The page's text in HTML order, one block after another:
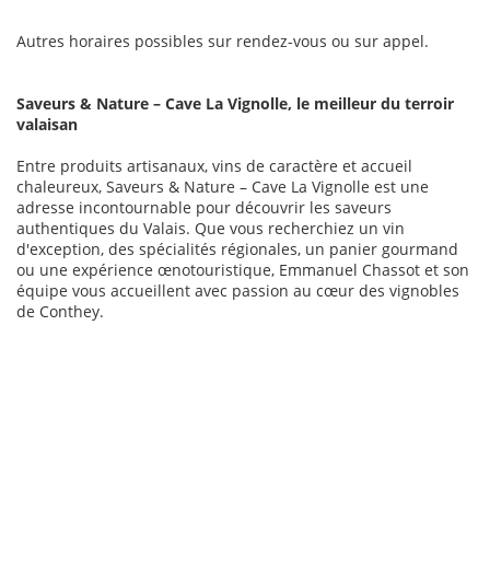
Autres horaires possibles sur rendez-vous ou sur appel.
Saveurs & Nature – Cave La Vignolle, le meilleur du terroir
valaisan
Entre produits artisanaux, vins de caractère et accueil
chaleureux, Saveurs & Nature – Cave La Vignolle est une
adresse incontournable pour découvrir les saveurs
authentiques du Valais. Que vous recherchiez un vin
d'exception, des spécialités régionales, un panier gourmand
ou une expérience œnotouristique, Emmanuel Chassot et son
équipe vous accueillent avec passion au cœur des vignobles
de Conthey.